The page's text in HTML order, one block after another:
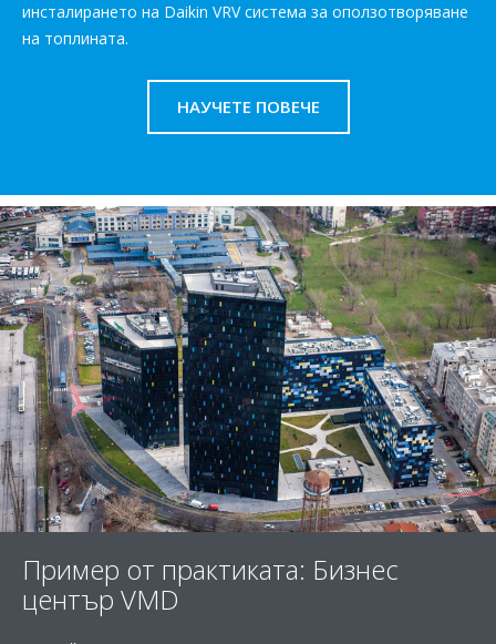
инсталирането на Daikin VRV система за оползотворяване
на топлината.
НАУЧЕТЕ ПОВЕЧЕ
Пример от практиката: Бизнес
център VMD